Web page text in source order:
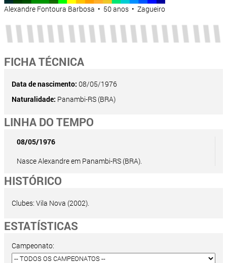
Alexandre Fontoura Barbosa • 50 anos • Zagueiro
FICHA TÉCNICA
Data de nascimento: 08/05/1976
Naturalidade: Panambi-RS (BRA)
LINHA DO TEMPO
08/05/1976
Nasce Alexandre em Panambi-RS (BRA).
HISTÓRICO
Clubes: Vila Nova (2002).
ESTATÍSTICAS
Campeonato: